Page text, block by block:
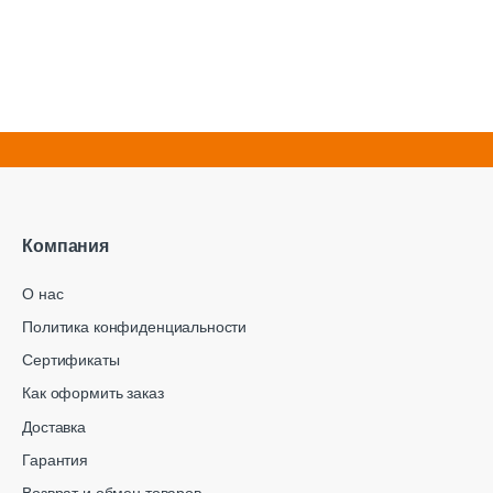
Компания
О нас
Политика конфиденциальности
Сертификаты
Как оформить заказ
Доставка
Гарантия